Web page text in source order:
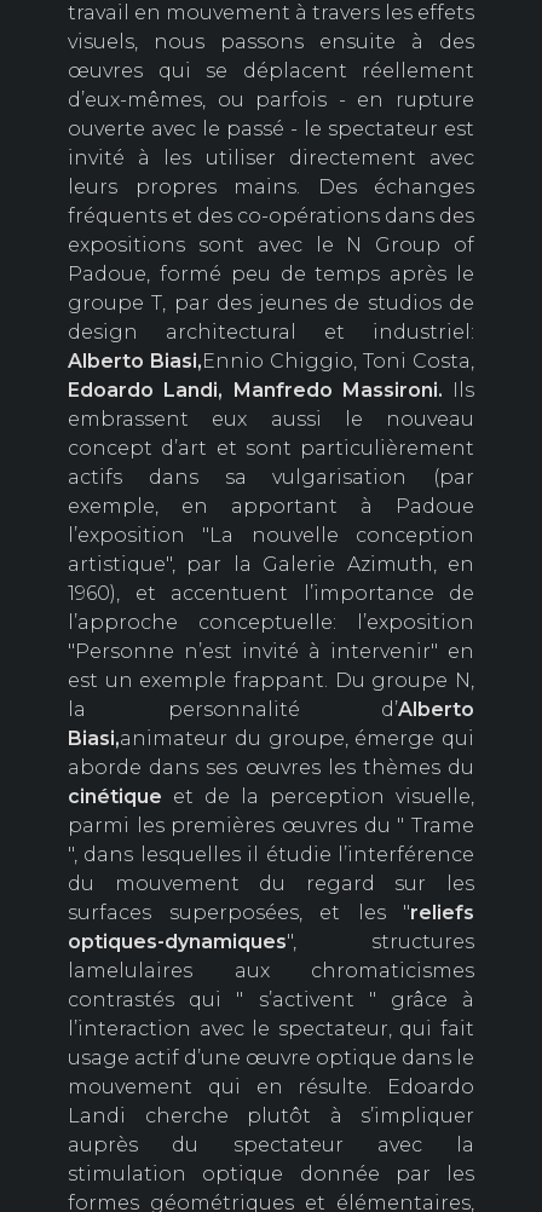
travail en mouvement à travers les effets
visuels, nous passons ensuite à des
œuvres qui se déplacent réellement
d’eux-mêmes, ou parfois - en rupture
ouverte avec le passé - le spectateur est
invité à les utiliser directement avec
leurs propres mains. Des échanges
fréquents et des co-opérations dans des
expositions sont avec le N Group of
Padoue, formé peu de temps après le
groupe T, par des jeunes de studios de
design architectural et industriel:
Alberto Biasi,Ennio Chiggio, Toni Costa,
Edoardo
Landi, Manfredo Massironi. Ils
embrassent eux aussi le nouveau
concept d’art et sont particulièrement
actifs dans sa vulgarisation (par
exemple, en apportant à Padoue
l’exposition "La nouvelle conception
artistique", par la Galerie Azimuth, en
1960), et accentuent l’importance de
l’approche conceptuelle: l’exposition
"Personne n’est invité à intervenir" en
est un exemple frappant. Du groupe N,
la personnalité d’Alberto
Biasi,animateur du groupe, émerge qui
aborde dans ses œuvres les thèmes du
cinétique et de la perception visuelle,
parmi les premières œuvres du " Trame
", dans lesquelles il étudie l’interférence
du mouvement du regard sur les
surfaces superposées, et les "reliefs
optiques-dynamiques", structures
lamelulaires aux chromaticismes
contrastés qui " s’activent " grâce à
l’interaction avec le spectateur, qui fait
usage actif d’une œuvre optique dans le
mouvement qui en résulte. Edoardo
Landi cherche plutôt à s’impliquer
auprès du spectateur avec la
stimulation optique donnée par les
formes géométriques et élémentaires,